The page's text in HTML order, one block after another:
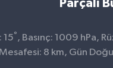
Parçalı
15° , Basınç: 1009 hPa,
8 km, Gün